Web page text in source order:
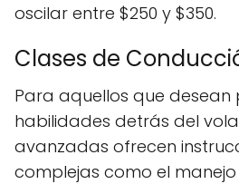
oscilar entre $250 y $350.
Clases de
Para aquellos que desean
habilidades detrás del
avanzadas ofrecen
complejas como el